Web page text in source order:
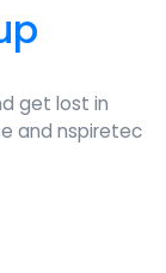
get lost in
and nspiretec